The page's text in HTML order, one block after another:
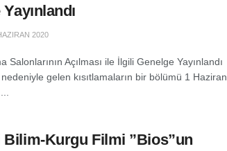
2020
Salonlarının Açılması ile İlgili Genelge Yayınlandı
gelen kısıtlamaların bir bölümü 1 Haziran
Bilim-Kurgu Filmi ”Bios”un